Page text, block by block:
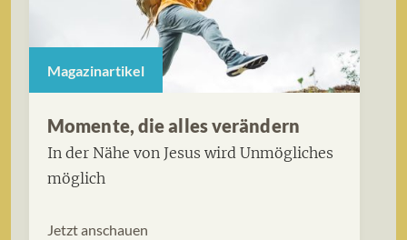
Magazinartikel
Momente, die alles verändern
In der Nähe von Jesus wird Unmögliches
möglich
Jetzt anschauen